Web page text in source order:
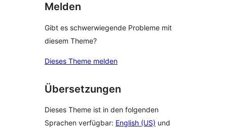
Melden
Gibt es schwerwiegende Probleme mit
diesem Theme?
Dieses Theme melden
Übersetzungen
Dieses Theme ist in den folgenden
Sprachen verfügbar: English (US) und